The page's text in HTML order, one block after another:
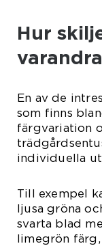
Hur
En av de
som finns
färgvariation
individuella
Till exempel
ljusa gröna
svarta blad
limegrön